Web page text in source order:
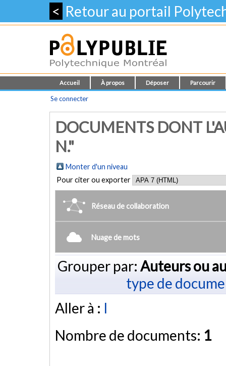
< Retour au portail
Accueil À propos Déposer Parcourir
Se connecter
DOCUMENTS DONT
N."
Monter d'un niveau
Pour citer ou exporter
Réseau de collaboration
Nuage de mots
Grouper par: Auteurs ou
type de
Aller à : I
Nombre de documents: 1